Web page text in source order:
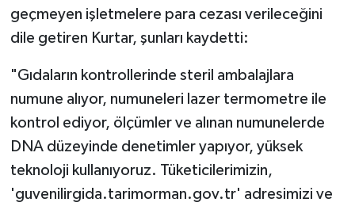
geçmeyen işletmelere para cezası verileceğini
dile getiren Kurtar, şunları kaydetti:
"Gıdaların kontrollerinde steril ambalajlara
numune alıyor, numuneleri lazer termometre ile
kontrol ediyor, ölçümler ve alınan numunelerde
DNA düzeyinde denetimler yapıyor, yüksek
teknoloji kullanıyoruz. Tüketicilerimizin,
'guvenilirgida.tarimorman.gov.tr' adresimizi ve